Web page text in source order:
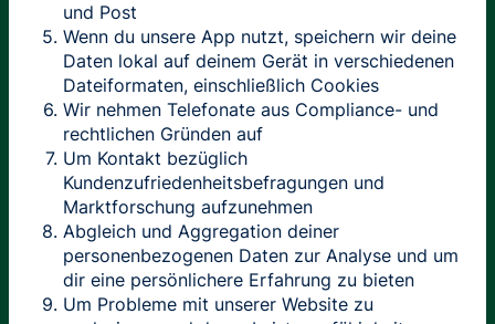
und Post
Wenn du unsere App nutzt, speichern wir deine
Daten lokal auf deinem Gerät in verschiedenen
Dateiformaten, einschließlich Cookies
Wir nehmen Telefonate aus Compliance- und
rechtlichen Gründen auf
Um Kontakt bezüglich
Kundenzufriedenheitsbefragungen und
Marktforschung aufzunehmen
Abgleich und Aggregation deiner
personenbezogenen Daten zur Analyse und um
dir eine persönlichere Erfahrung zu bieten
Um Probleme mit unserer Website zu